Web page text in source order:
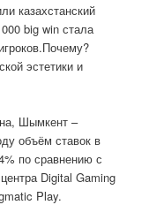
казахстанский
big win стала
эстетики и
Шымкент –
объём ставок в
по сравнению с
Digital Gaming
Play.